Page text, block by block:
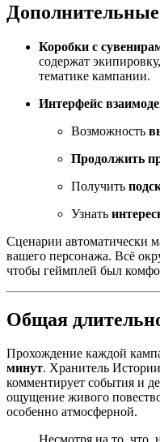
Коробки с
содержат
тематике кампании.
Интерфейс
Возможность
Продолжить
Получить
Узнать
Сценарии автоматически
вашего персонажа. Всё
чтобы геймплей был
Общая
Прохождение каждой
минут. Хранитель
комментирует события и
ощущение живого
особенно атмосферной.